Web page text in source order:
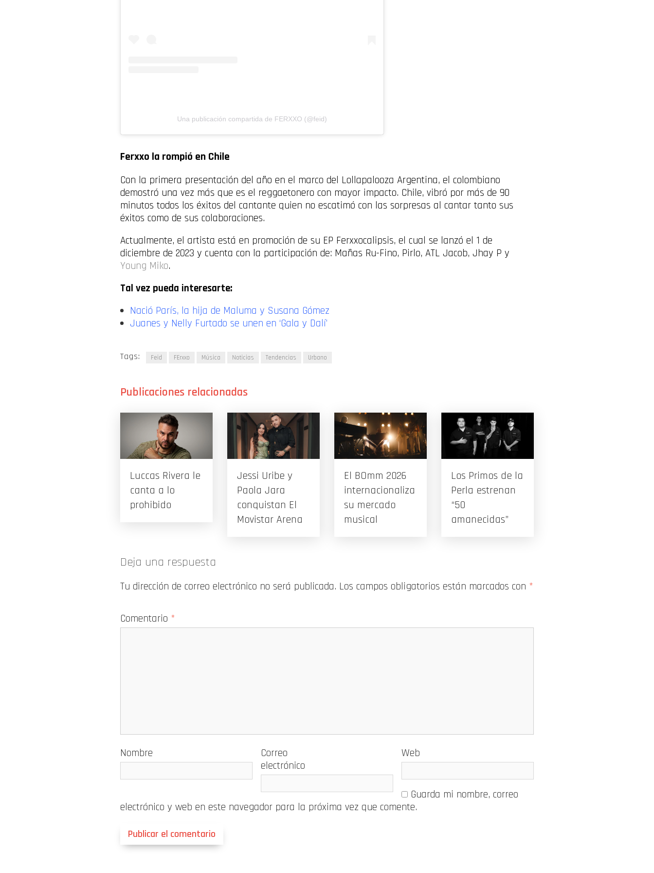
Una publicación compartida de FERXXO (@feid)
Ferxxo la rompió en Chile
Con la primera presentación del año en el marco del Lollapalooza Argentina, el colombiano
demostró una vez más que es el reggaetonero con mayor impacto. Chile, vibró por más de 90
minutos todos los éxitos del cantante quien no escatimó con las sorpresas al cantar tanto sus
éxitos como de sus colaboraciones.
Actualmente, el artista está en promoción de su EP Ferxxocalipsis, el cual se lanzó el 1 de
diciembre de 2023 y cuenta con la participación de: Mañas Ru-Fino, Pirlo, ATL Jacob, Jhay P y
Young Miko.
Tal vez pueda interesarte:
Nació París, la hija de Maluma y Susana Gómez
Juanes y Nelly Furtado se unen en ‘Gala y Dalí’
Tags: Feid FErxxo Música Noticias Tendencias Urbano
Luccas Rivera le
canta a lo
prohibido
Jessi Uribe y
Paola Jara
conquistan El
Movistar Arena
El BOmm 2026
internacionaliza
su mercado
musical
Los Primos de la
Perla estrenan
“50
amanecidas”
Deja una respuesta
Tu dirección de correo electrónico no será publicada. Los campos obligatorios están marcados con *
Comentario *
Nombre
Correo
electrónico
Web
Guarda mi nombre, correo
electrónico y web en este navegador para la próxima vez que comente.